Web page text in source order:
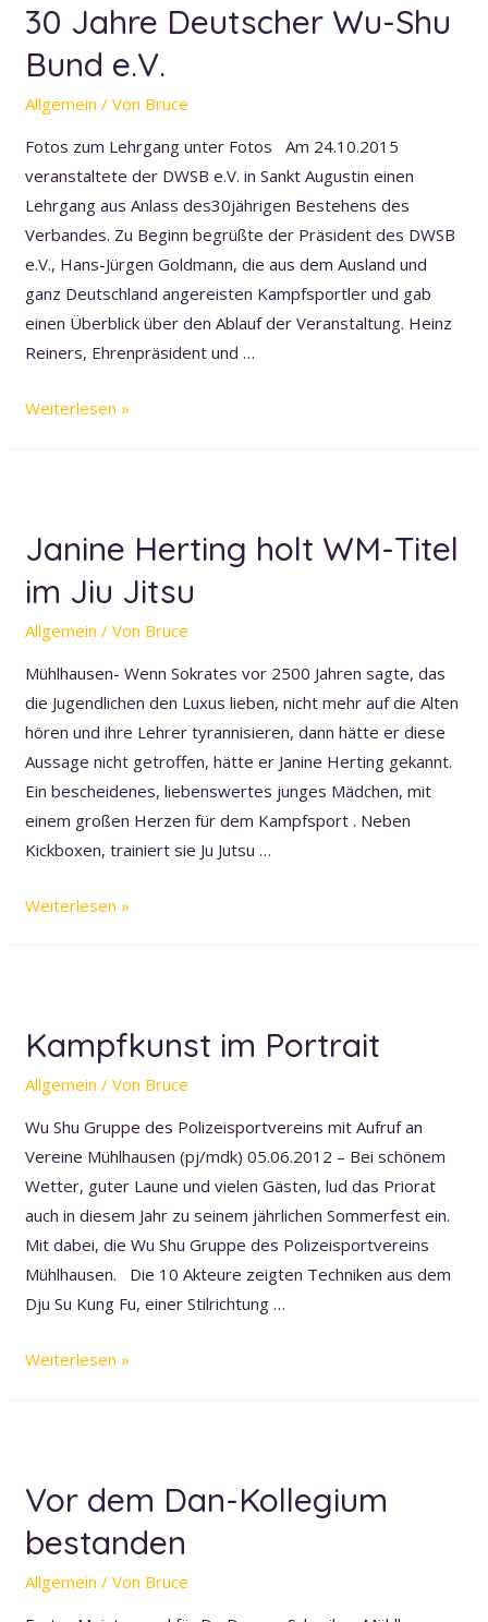
e.V.
30 Jahre Deutscher Wu-Shu
Bund e.V.
Allgemein / Von Bruce
Fotos zum Lehrgang unter Fotos Am 24.10.2015
veranstaltete der DWSB e.V. in Sankt Augustin einen
Lehrgang aus Anlass des30jährigen Bestehens des
Verbandes. Zu Beginn begrüßte der Präsident des DWSB
e.V., Hans-Jürgen Goldmann, die aus dem Ausland und
ganz Deutschland angereisten Kampfsportler und gab
einen Überblick über den Ablauf der Veranstaltung. Heinz
Reiners, Ehrenpräsident und …
30
Bund
e.V.
Weiterlesen »
Janine Herting holt WM-Titel
im Jiu Jitsu
Allgemein / Von Bruce
Mühlhausen- Wenn Sokrates vor 2500 Jahren sagte, das
die Jugendlichen den Luxus lieben, nicht mehr auf die Alten
hören und ihre Lehrer tyrannisieren, dann hätte er diese
Aussage nicht getroffen, hätte er Janine Herting gekannt.
Ein bescheidenes, liebenswertes junges Mädchen, mit
einem großen Herzen für dem Kampfsport . Neben
Kickboxen, trainiert sie Ju Jutsu …
Janine
im
Jiu
Weiterlesen »
Kampfkunst im Portrait
Allgemein / Von Bruce
Wu Shu Gruppe des Polizeisportvereins mit Aufruf an
Vereine Mühlhausen (pj/mdk) 05.06.2012 – Bei schönem
Wetter, guter Laune und vielen Gästen, lud das Priorat
auch in diesem Jahr zu seinem jährlichen Sommerfest ein.
Mit dabei, die Wu Shu Gruppe des Polizeisportvereins
Mühlhausen. Die 10 Akteure zeigten Techniken aus dem
Dju Su Kung Fu, einer Stilrichtung …
Kampfkunst
Weiterlesen »
Vor dem Dan-Kollegium
bestanden
Allgemein / Von Bruce